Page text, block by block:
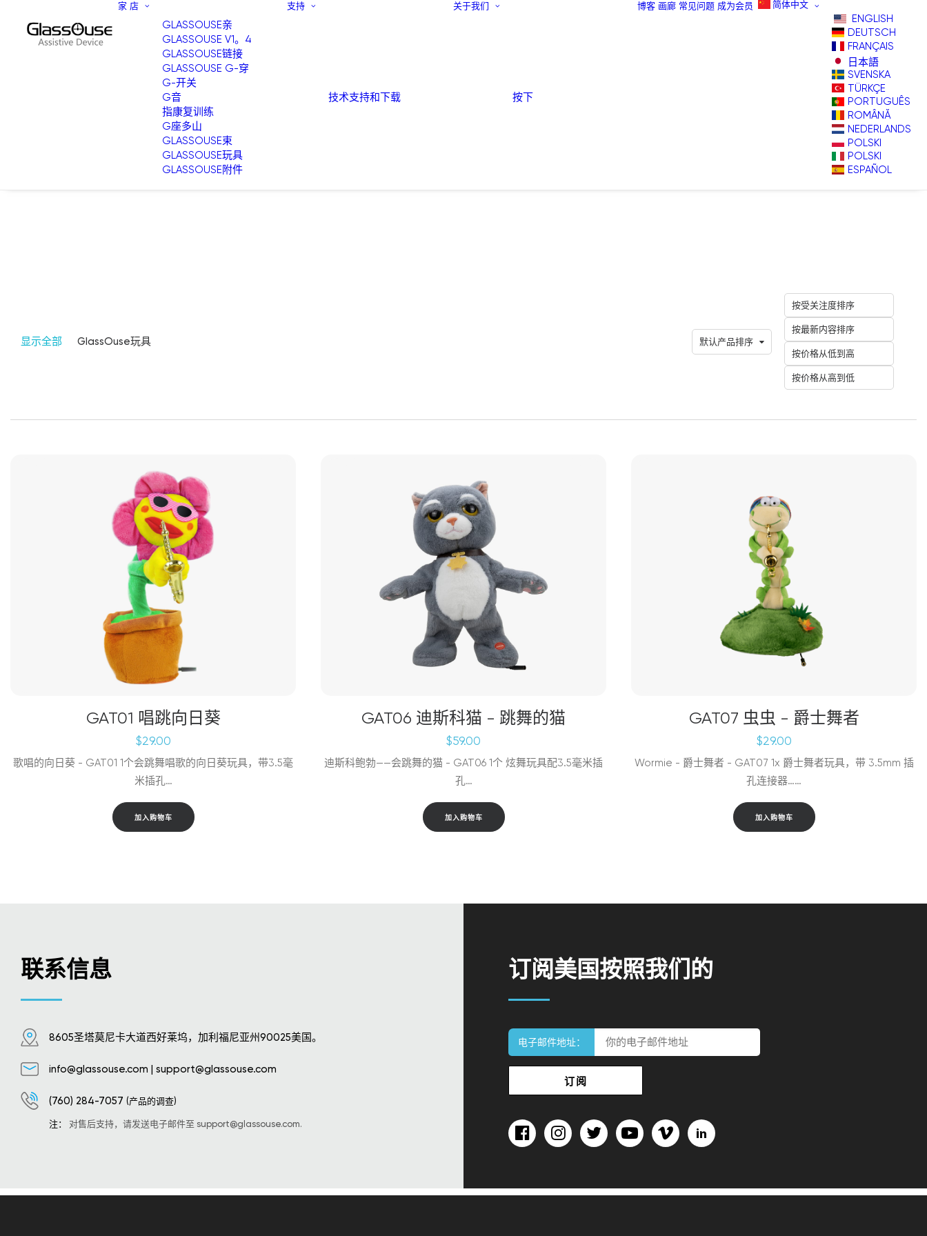
家 店
GLASSOUSE亲
GLASSOUSE V1。4
GLASSOUSE链接
GLASSOUSE G-穿
G-开关
G音
指康复训练
G座多山
GLASSOUSE束
GLASSOUSE玩具
GLASSOUSE附件
支持
技术支持和下载
关于我们
按下
博客 画廊 常见问题 成为会员 简体中文
ENGLISH
DEUTSCH
FRANÇAIS
日本語
SVENSKA
TÜRKÇE
PORTUGUÊS
ROMÂNĂ
NEDERLANDS
POLSKI
POLSKI
ESPAÑOL
显示全部 GlassOuse玩具 默认产品排序
按受关注度排序
按最新内容排序
按价格从低到高
按价格从高到低
GAT01 唱跳向日葵
$29.00
歌唱的向日葵 - GAT01 1个会跳舞唱歌的向日葵玩具，带3.5毫
米插孔…
加入购物车
GAT06 迪斯科猫 - 跳舞的猫
$59.00
迪斯科鲍勃——会跳舞的猫 - GAT06 1个 炫舞玩具配3.5毫米插
孔…
加入购物车
GAT07 虫虫 - 爵士舞者
$29.00
Wormie - 爵士舞者 - GAT07 1x 爵士舞者玩具，带 3.5mm 插
孔连接器……
加入购物车
联系信息
8605圣塔莫尼卡大道西好莱坞，加利福尼亚州90025美国。
info@glassouse.com | support@glassouse.com
(760) 284-7057 (产品的调查)
注： 对售后支持，请发送电子邮件至 support@glassouse.com.
订阅美国按照我们的
电子邮件地址：